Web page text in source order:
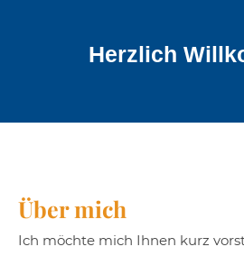
Herzlich
Über mich
Ich möchte mich Ihnen kurz